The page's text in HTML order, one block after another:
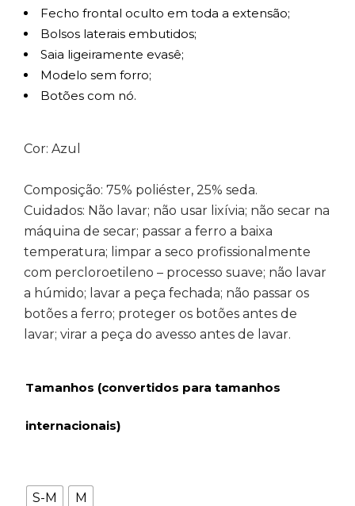
Fecho frontal oculto em toda a extensão;
Bolsos laterais embutidos;
Saia ligeiramente evasê;
Modelo sem forro;
Botões com nó.
Cor: Azul
Composição: 75% poliéster, 25% seda.
Cuidados: Não lavar; não usar lixívia; não secar na
máquina de secar; passar a ferro a baixa
temperatura; limpar a seco profissionalmente
com percloroetileno – processo suave; não lavar
a húmido; lavar a peça fechada; não passar os
botões a ferro; proteger os botões antes de
lavar; virar a peça do avesso antes de lavar.
Tamanhos (convertidos para tamanhos
internacionais)
S-M M